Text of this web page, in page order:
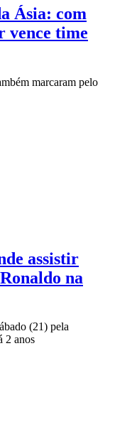
Ásia: com
vence time
marcaram pelo
assistir
na
(21) pela
2 anos